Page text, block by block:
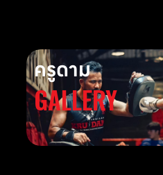
ครูดาม
GALLERY